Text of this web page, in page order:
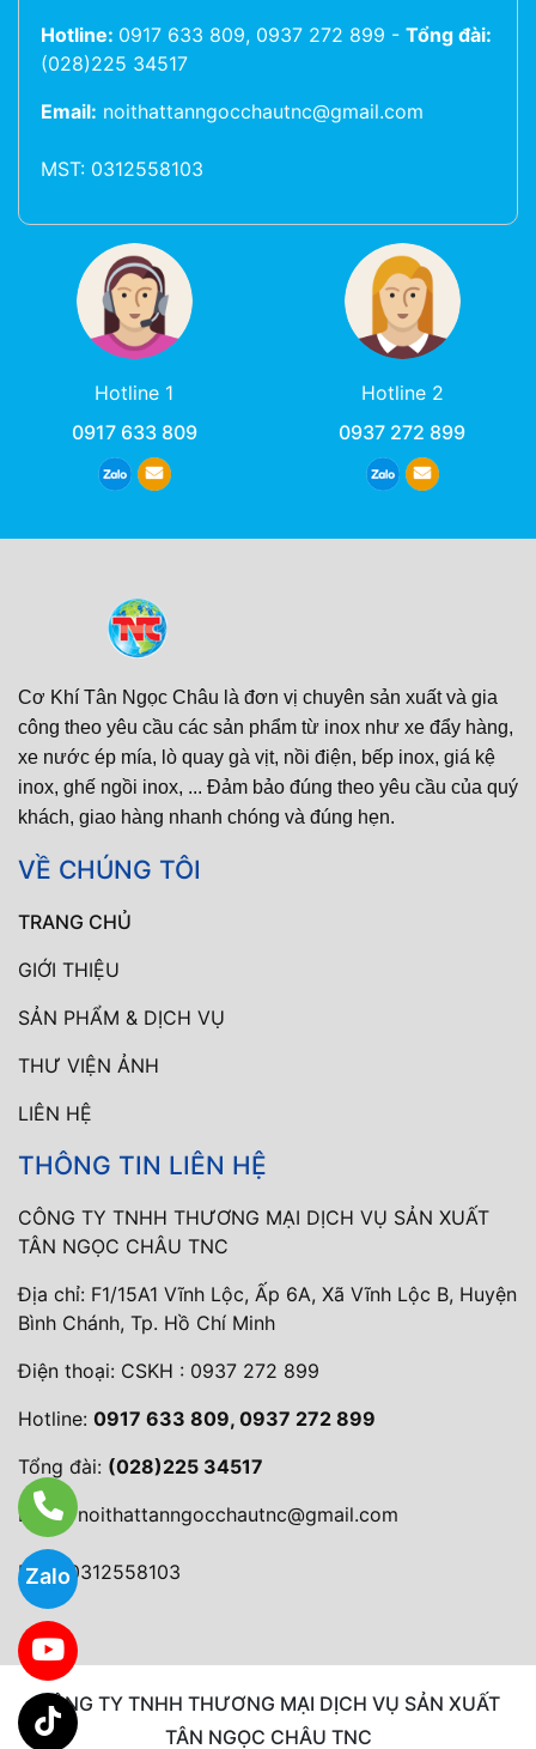
Zalo
Hotline: 0917 633 809, 0937 272 899 - Tổng đài:
(028)225 34517
Email: noithattanngocchautnc@gmail.com
MST: 0312558103
Hotline 1
0917 633 809
Hotline 2
0937 272 899
Cơ Khí Tân Ngọc Châu là đơn vị chuyên sản xuất và gia
công theo yêu cầu các sản phẩm từ inox như xe đẩy hàng,
xe nước ép mía, lò quay gà vịt, nồi điện, bếp inox, giá kệ
inox, ghế ngồi inox, ... Đảm bảo đúng theo yêu cầu của quý
khách, giao hàng nhanh chóng và đúng hẹn.
VỀ CHÚNG TÔI
TRANG CHỦ
GIỚI THIỆU
SẢN PHẨM & DỊCH VỤ
THƯ VIỆN ẢNH
LIÊN HỆ
THÔNG TIN LIÊN HỆ
CÔNG TY TNHH THƯƠNG MẠI DỊCH VỤ SẢN XUẤT
TÂN NGỌC CHÂU TNC
Địa chỉ: F1/15A1 Vĩnh Lộc, Ấp 6A, Xã Vĩnh Lộc B, Huyện
Bình Chánh, Tp. Hồ Chí Minh
Điện thoại: CSKH : 0937 272 899
Hotline: 0917 633 809, 0937 272 899
Tổng đài: (028)225 34517
Email:noithattanngocchautnc@gmail.com
MST: 0312558103
CÔNG TY TNHH THƯƠNG MẠI DỊCH VỤ SẢN XUẤT
TÂN NGỌC CHÂU TNC